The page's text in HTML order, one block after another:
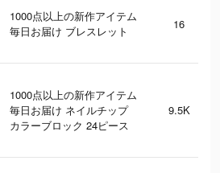
1000点以上の新作アイテム
毎日お届け ブレスレット
16
1000点以上の新作アイテム
毎日お届け ネイルチップ
カラーブロック 24ピース
9.5K